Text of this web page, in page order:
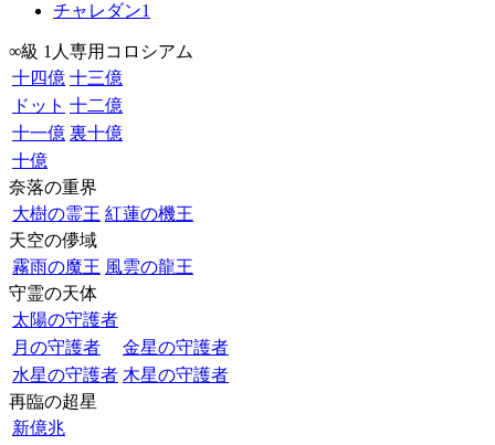
チャレダン1
∞級 1人専用コロシアム
十四億 十三億
ドット 十二億
十一億 裏十億
十億
奈落の重界
大樹の霊王 紅蓮の機王
天空の儚域
霧雨の魔王 風雲の龍王
守霊の天体
太陽の守護者
月の守護者
金星の守護者
水星の守護者 木星の守護者
再臨の超星
新億兆